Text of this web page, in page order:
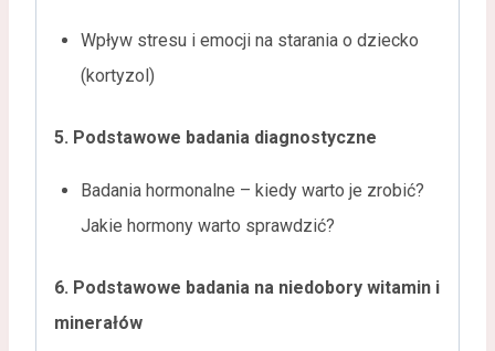
Wpływ stresu i emocji na starania o dziecko
(kortyzol)
5. Podstawowe badania diagnostyczne
Badania hormonalne – kiedy warto je zrobić?
Jakie hormony warto sprawdzić?
6. Podstawowe badania na niedobory witamin i
minerałów